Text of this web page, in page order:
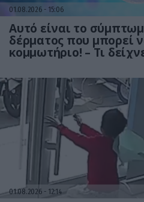
01.08.2026 15:06
Αυτό είναι το
δέρματος που μπορεί
κομμωτήριο! – Τι
01.08.2026 12:14